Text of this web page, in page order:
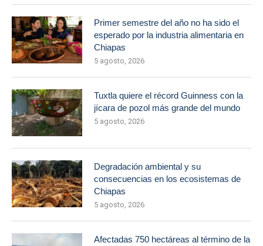
Primer semestre del año no ha sido el
esperado por la industria alimentaria en
Chiapas
5 agosto, 2026
Tuxtla quiere el récord Guinness con la
jícara de pozol más grande del mundo
5 agosto, 2026
Degradación ambiental y su
consecuencias en los ecosistemas de
Chiapas
5 agosto, 2026
Afectadas 750 hectáreas al término de la